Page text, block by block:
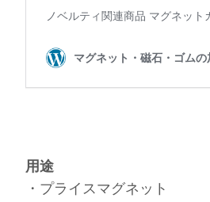
用途
・プライスマグネット